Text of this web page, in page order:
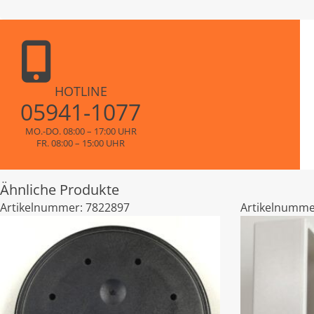
HOTLINE
05941-1077
MO.-DO. 08:00 – 17:00 UHR
FR. 08:00 – 15:00 UHR
Ähnliche Produkte
Artikelnummer: 7822897